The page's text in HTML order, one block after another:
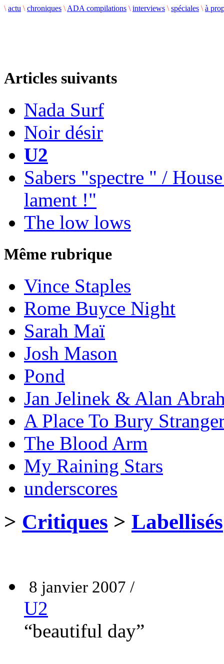
\ actu \ chroniques \ ADA compilations \ interviews \ spéciales \ à
Articles suivants
Nada Surf
Noir désir
U2
Sabers "spectre " /
lament !"
The low lows
Même rubrique
Vince Staples
Rome Buyce Night
Sarah Maï
Josh Mason
Pond
Jan Jelinek & Alan
A Place To Bury
The Blood Arm
My Raining Stars
underscores
> Critiques > Labellisés
8 janvier 2007 /
U2
“beautiful day”